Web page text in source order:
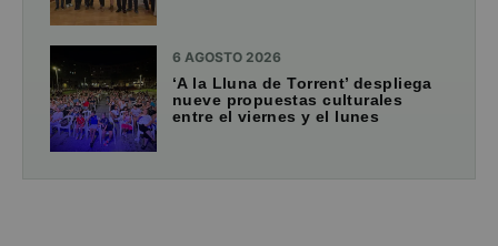
6 AGOSTO 2026
‘A la Lluna de Torrent’ despliega
nueve propuestas culturales
entre el viernes y el lunes